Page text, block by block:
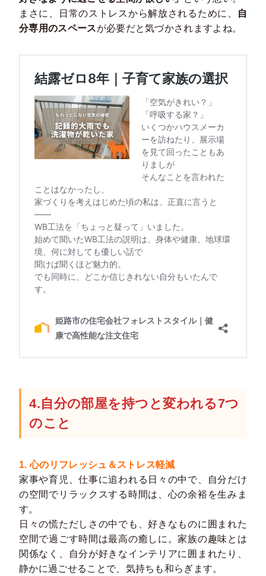
まさに、日常のストレスから解放されるために、
自
分専用のスペースが必要だと気づかされますよね。
4.自分の部屋を持つと変われる7つ
のこと
1. 心のリフレッシュ＆ストレス軽減
家事や育児、仕事に追われる日々の中で、自分だけ
の空間でリラックスする時間は、心の余裕を生みま
す。
日々の慌ただしさの中でも、好きなものに囲まれた
空間で過ごす時間は最高の癒しに。家族の趣味とは
関係なく、自分が好きなインテリアに囲まれたり、
静かに過ごせることで、気持ちも和らぎます。